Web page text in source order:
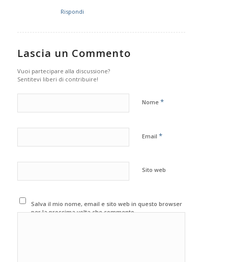
Rispondi
Lascia un Commento
Vuoi partecipare alla discussione?
Sentitevi liberi di contribuire!
Nome *
Email *
Sito web
Salva il mio nome, email e sito web in questo browser
per la prossima volta che commento.